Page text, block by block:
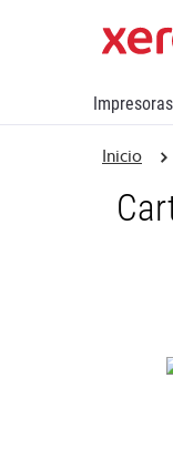
Impresoras
Inicio